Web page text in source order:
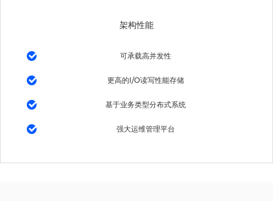
架构性能
可承载高并发性
更高的I/O读写性能存储
基于业务类型分布式系统
强大运维管理平台